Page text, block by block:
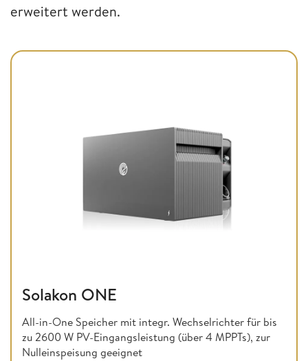
erweitert werden.
Solakon ONE
All-in-One Speicher mit integr. Wechselrichter für bis
zu 2600 W PV-Eingangsleistung (über 4 MPPTs), zur
Nulleinspeisung geeignet